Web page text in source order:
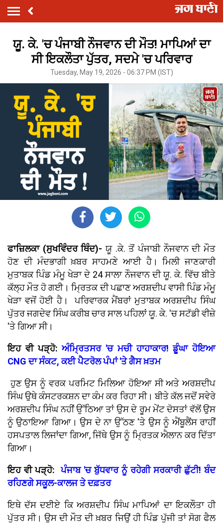
ਯੂ. ਕੇ. 'ਚ ਪੰਜਾਬੀ ਨੌਜਵਾਨ ਦੀ ਮੌਤ! ਮਾਪਿਆਂ ਦਾ
ਸੀ ਇਕਲੌਤਾ ਪੁੱਤਰ, ਸਦਮੇ 'ਚ ਪਰਿਵਾਰ
Tuesday, May 19, 2026 - 06:37 PM (IST)
ਫਾਜ਼ਿਲਕਾ (ਸੁਖਵਿੰਦਰ ਥਿੰਦ)- ਯੂ .ਕੇ. ਤੋਂ ਪੰਜਾਬੀ ਨੌਜਵਾਨ ਦੀ ਮੌਤ
ਹੋਣ ਦੀ ਮੰਦਭਾਗੀ ਖ਼ਬਰ ਸਾਹਮਣੇ ਆਈ ਹੈ। ਮਿਲੀ ਜਾਣਕਾਰੀ
ਮੁਤਾਬਕ ਪਿੰਡ ਮੰਮੂ ਖੇੜਾ ਦੇ 24 ਸਾਲਾ ਨੌਜਵਾਨ ਦੀ ਯੂ. ਕੇ. ਵਿੱਚ ਬੀਤੇ
ਕੱਲ੍ਹ ਮੌਤ ਹੋ ਗਈ। ਮ੍ਰਿਤਕ ਦੀ ਪਛਾਣ ਅਰਸ਼ਦੀਪ ਵਾਸੀ ਪਿੰਡ ਮੰਮੂ
ਖੇੜਾ ਵਜੋਂ ਹੋਈ ਹੈ। ਪਰਿਵਾਰਕ ਮੈਂਬਰਾਂ ਮੁਤਾਬਕ ਅਰਸ਼ਦੀਪ ਸਿੰਘ
ਪੁੱਤਰ ਜਗਦੇਵ ਸਿੰਘ ਕਰੀਬ ਚਾਰ ਸਾਲ ਪਹਿਲਾਂ ਯੂ. ਕੇ. 'ਚ ਸਟੱਡੀ ਵੀਜ਼ੇ
'ਤੇ ਗਿਆ ਸੀ।
ਇਹ ਵੀ ਪੜ੍ਹੋ:ਅੰਮ੍ਰਿਤਸਰ 'ਚ ਮਚੀ ਹਾਹਾਕਾਰ! ਡੂੰਘਾ ਹੋਇਆ
CNG ਦਾ ਸੰਕਟ, ਕਈ ਪੈਟਰੋਲ ਪੰਪਾਂ 'ਤੇ ਗੈਸ ਖ਼ਤਮ
ਹੁਣ ਉਸ ਨੂੰ ਵਰਕ ਪਰਮਿਟ ਮਿਲਿਆ ਹੋਇਆ ਸੀ ਅਤੇ ਅਰਸ਼ਦੀਪ
ਸਿੰਘ ਉਥੇ ਕੰਸਟਰਕਸ਼ਨ ਦਾ ਕੰਮ ਕਰ ਰਿਹਾ ਸੀ। ਬੀਤੇ ਕੱਲ ਜਦੋਂ ਸਵੇਰੇ
ਅਰਸ਼ਦੀਪ ਸਿੰਘ ਨਹੀਂ ਉੱਠਿਆ ਤਾਂ ਉਸ ਦੇ ਰੂਮ ਮੇਂਟ ਦੋਸਤਾਂ ਵੱਲੋਂ ਉਸ
ਨੂੰ ਉਠਾਇਆ ਗਿਆ। ਉਸ ਦੇ ਨਾ ਉੱਠਣ 'ਤੇ ਉਸ ਨੂੰ ਐਂਬੂਲੈਂਸ ਰਾਹੀਂ
ਹਸਪਤਾਲ ਲਿਜਾਂਦਾ ਗਿਆ, ਜਿੱਥੇ ਉਸ ਨੂੰ ਮ੍ਰਿਤਕ ਐਲਾਨ ਕਰ ਦਿੱਤਾ
ਗਿਆ।
ਇਹ ਵੀ ਪੜ੍ਹੋ:
ਪੰਜਾਬ 'ਚ ਬੁੱਧਵਾਰ ਨੂੰ ਰਹੇਗੀ ਸਰਕਾਰੀ ਛੁੱਟੀ! ਬੰਦ
ਰਹਿਣਗੇ ਸਕੂਲ-ਕਾਲਜ ਤੇ ਦਫ਼ਤਰ
ਇਥੇ ਦੱਸ ਦਈਏ ਕਿ ਅਰਸ਼ਦੀਪ ਸਿੰਘ ਮਾਪਿਆਂ ਦਾ ਇਕਲੌਤਾ ਹੀ
ਪੁੱਤਰ ਸੀ। ਉਸ ਦੀ ਮੌਤ ਦੀ ਖ਼ਬਰ ਜਿਉਂ ਹੀ ਪਿੰਡ ਪੁੱਜੀ ਤਾਂ ਸੋਗ ਫੈਲ